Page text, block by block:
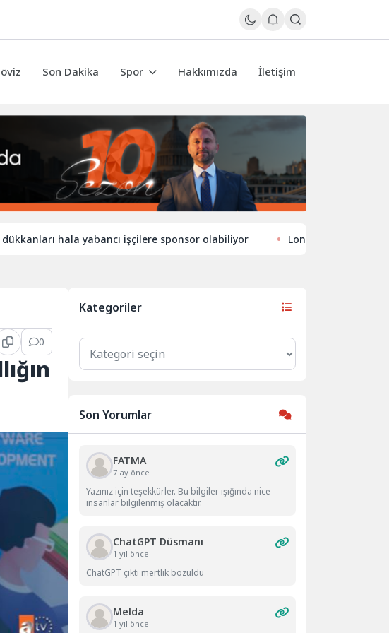
Son Dakika Spor Hakkımızda İletişim
hala yabancı işçilere sponsor olabiliyor Londra’nın eğlence
0
Kategoriler
Kategoriler
Son Yorumlar
FATMA
7 ay önce
Yazınız için teşekkürler. Bu bilgiler ışığında nice
insanlar bilgilenmiş olacaktır.
ChatGPT Düsmanı
1 yıl önce
ChatGPT çıktı mertlik bozuldu
Melda
1 yıl önce